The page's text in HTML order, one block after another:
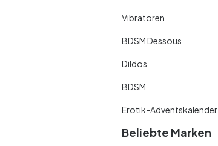
Vibratoren
BDSM Dessous
Dildos
BDSM
Erotik-Adventskalender
Beliebte Marken